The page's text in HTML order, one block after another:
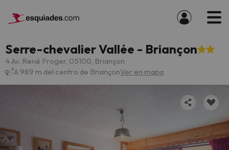
Serre-chevalier Vallée - Briançon
4 Av. René Froger, 05100, Briançon
A 989 m del centro de BriançonVer en mapa